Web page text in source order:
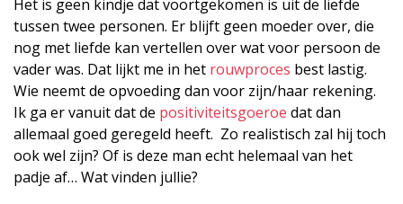
Het is geen kindje dat voortgekomen is uit de liefde
tussen twee personen. Er blijft geen moeder over, die
nog met liefde kan vertellen over wat voor persoon de
vader was. Dat lijkt me in het rouwproces best lastig.
Wie neemt de opvoeding dan voor zijn/haar rekening.
Ik ga er vanuit dat de positiviteitsgoeroe dat dan
allemaal goed geregeld heeft. Zo realistisch zal hij toch
ook wel zijn? Of is deze man echt helemaal van het
padje af… Wat vinden jullie?